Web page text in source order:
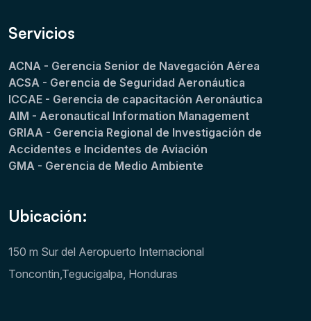
Servicios
ACNA - Gerencia Senior de Navegación Aérea
ACSA - Gerencia de Seguridad Aeronáutica
ICCAE - Gerencia de capacitación Aeronáutica
AIM - Aeronautical Information Management
GRIAA - Gerencia Regional de Investigación de
Accidentes e Incidentes de Aviación
GMA - Gerencia de Medio Ambiente
Ubicación:
150 m Sur del Aeropuerto Internacional
Toncontin,Tegucigalpa, Honduras